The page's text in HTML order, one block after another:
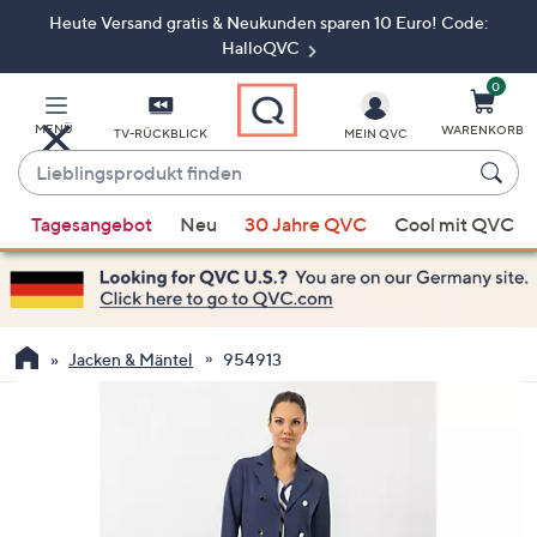
ZumHeute Versand gratis & Neukunden sparen 10 Euro! Code:
HalloQVC
MENÜ TV-RÜCKBLICK
Lieblingsprodukt
finden
Vorschläge
verfügbar
sind,
verwenden
Sie
MEIN QVC
0
WARENKORB
Tagesangebot Neu 30 Jahre QVC Cool mit QVC
Jacken & Mäntel 954913